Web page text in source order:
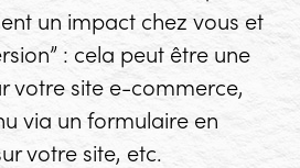
un impact chez vous et
: cela peut être une
votre site e-commerce,
via un formulaire en
votre site, etc.